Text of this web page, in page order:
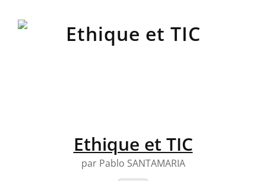
Ethique et TIC
par Pablo SANTAMARIA